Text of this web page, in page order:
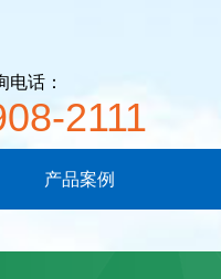
电话：
2111
产品案例